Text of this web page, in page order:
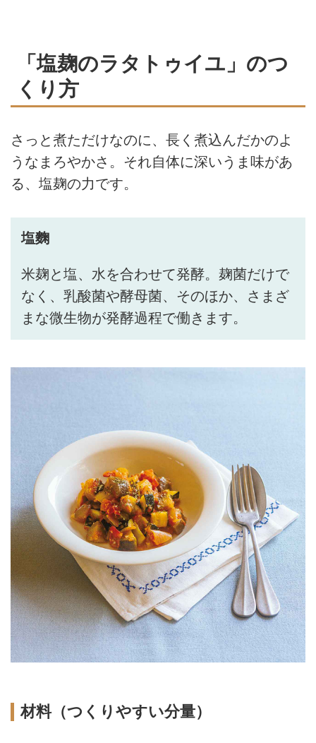
「塩麹のラタトゥイユ」のつ
くり方
さっと煮ただけなのに、長く煮込んだかのよ
うなまろやかさ。それ自体に深いうま味があ
る、塩麹の力です。
塩麴
米麹と塩、水を合わせて発酵。麹菌だけで
なく、乳酸菌や酵母菌、そのほか、さまざ
まな微生物が発酵過程で働きます。
材料（つくりやすい分量）